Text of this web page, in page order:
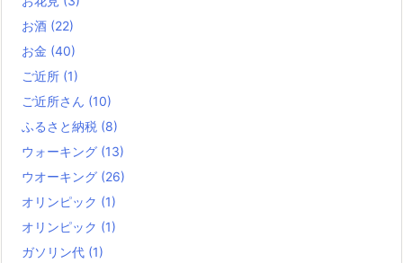
お酒 (22)
お金 (40)
ご近所 (1)
ご近所さん (10)
ふるさと納税 (8)
ウォーキング (13)
ウオーキング (26)
オリンピック (1)
オリンピック (1)
ガソリン代 (1)